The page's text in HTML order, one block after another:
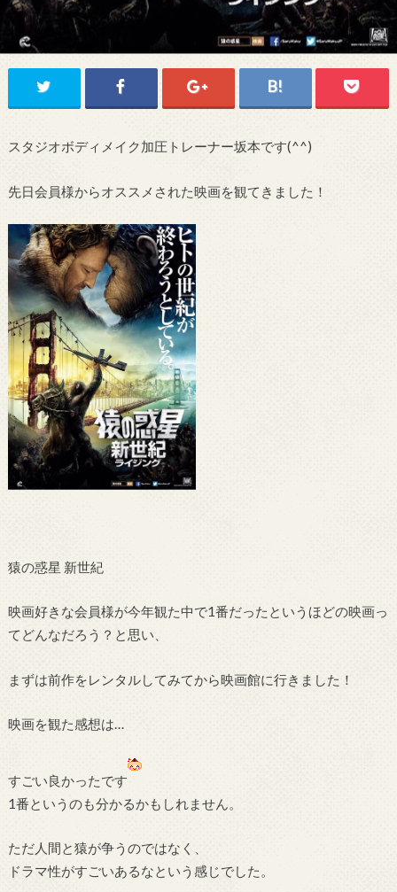
スタジオボディメイク加圧トレーナー坂本です(^^)
先日会員様からオススメされた映画を観てきました！
猿の惑星 新世紀
映画好きな会員様が今年観た中で1番だったというほどの映画っ
てどんなだろう？と思い、
まずは前作をレンタルしてみてから映画館に行きました！
映画を観た感想は…
すごい良かったです
1番というのも分かるかもしれません。
ただ人間と猿が争うのではなく、
ドラマ性がすごいあるなという感じでした。